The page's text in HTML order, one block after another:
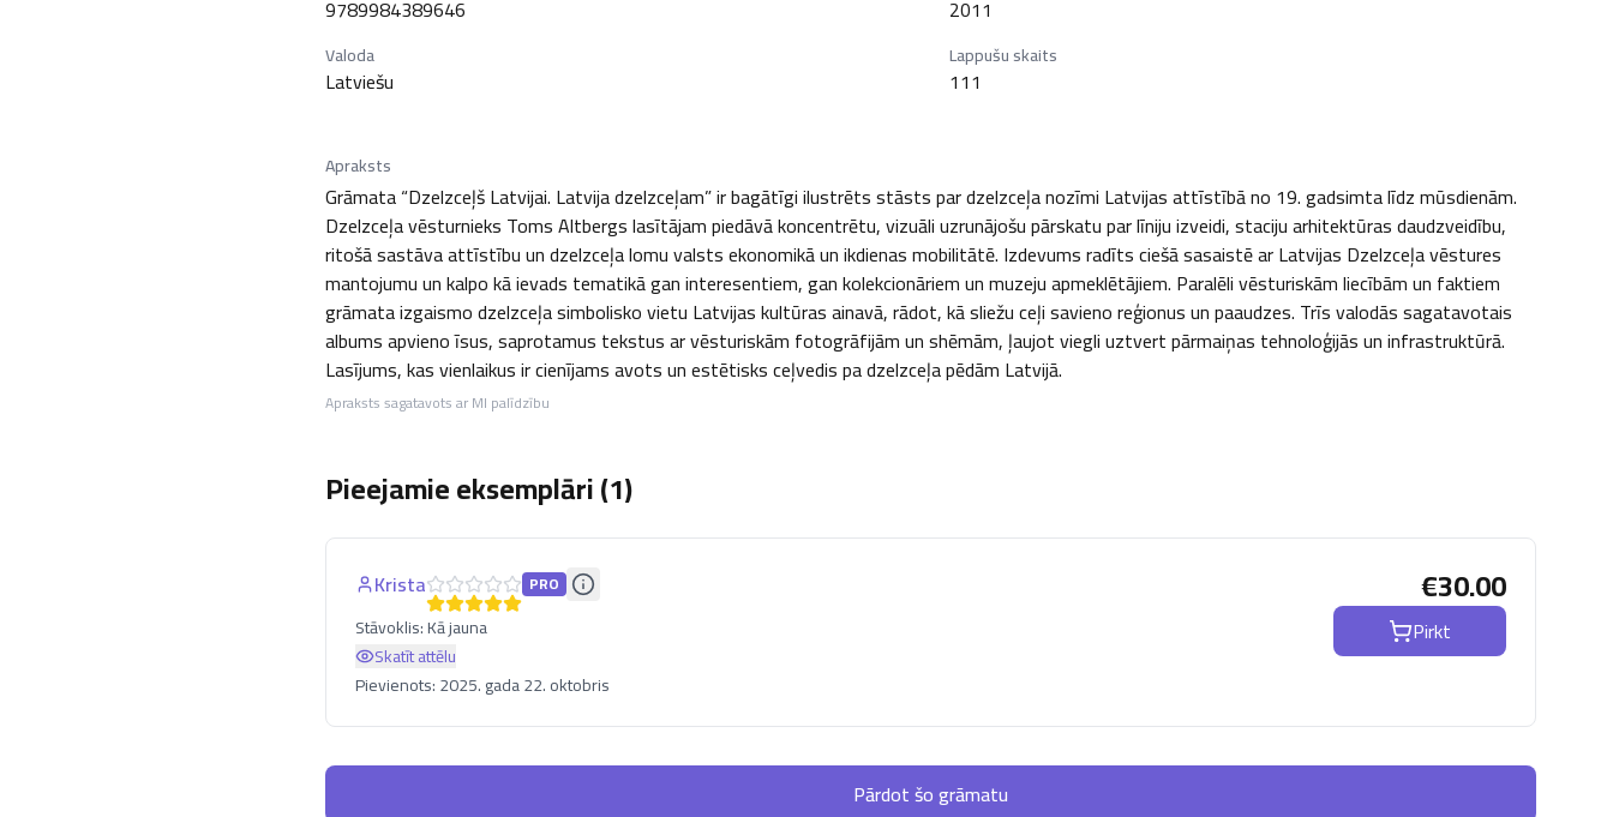
9789984389646 2011
Valoda
Latviešu
Lappušu skaits
111
Apraksts
Grāmata “Dzelzceļš Latvijai. Latvija dzelzceļam” ir bagātīgi ilustrēts stāsts par dzelzceļa nozīmi Latvijas attīstībā no 19. gadsimta līdz mūsdienām.
Dzelzceļa vēsturnieks Toms Altbergs lasītājam piedāvā koncentrētu, vizuāli uzrunājošu pārskatu par līniju izveidi, staciju arhitektūras daudzveidību,
ritošā sastāva attīstību un dzelzceļa lomu valsts ekonomikā un ikdienas mobilitātē. Izdevums radīts ciešā sasaistē ar Latvijas Dzelzceļa vēstures
mantojumu un kalpo kā ievads tematikā gan interesentiem, gan kolekcionāriem un muzeju apmeklētājiem. Paralēli vēsturiskām liecībām un faktiem
grāmata izgaismo dzelzceļa simbolisko vietu Latvijas kultūras ainavā, rādot, kā sliežu ceļi savieno reģionus un paaudzes. Trīs valodās sagatavotais
albums apvieno īsus, saprotamus tekstus ar vēsturiskām fotogrāfijām un shēmām, ļaujot viegli uztvert pārmaiņas tehnoloģijās un infrastruktūrā.
Lasījums, kas vienlaikus ir cienījams avots un estētisks ceļvedis pa dzelzceļa pēdām Latvijā.
Apraksts sagatavots ar MI palīdzību
Pieejamie eksemplāri (1)
Krista PRO
Stāvoklis:Kā jauna
Skatīt attēlu
Pievienots:2025. gada 22. oktobris
€30.00
Pirkt
Pārdot šo grāmatu